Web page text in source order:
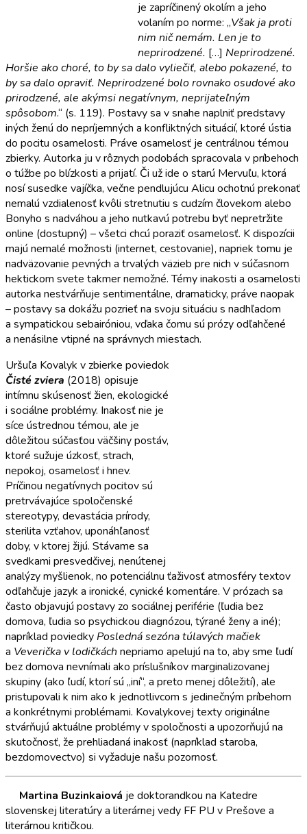
je zapríčinený okolím a jeho
volaním po norme: „Však ja proti
nim nič nemám. Len je to
neprirodzené. […] Neprirodzené.
Horšie ako choré, to by sa dalo vyliečiť, alebo pokazené, to
by sa dalo opraviť. Neprirodzené bolo rovnako osudové ako
prirodzené, ale akýmsi negatívnym, neprijateľným
spôsobom.“ (s. 119). Postavy sa v snahe naplniť predstavy
iných ženú do nepríjemných a konfliktných situácií, ktoré ústia
do pocitu osamelosti. Práve osamelosť je centrálnou témou
zbierky. Autorka ju v rôznych podobách spracovala v príbehoch
o túžbe po blízkosti a prijatí. Či už ide o starú Mervuľu, ktorá
nosí susedke vajíčka, večne pendlujúcu Alicu ochotnú prekonať
nemalú vzdialenosť kvôli stretnutiu s cudzím človekom alebo
Bonyho s nadváhou a jeho nutkavú potrebu byť nepretržite
online (dostupný) – všetci chcú poraziť osamelosť. K dispozícii
majú nemalé možnosti (internet, cestovanie), napriek tomu je
nadväzovanie pevných a trvalých väzieb pre nich v súčasnom
hektickom svete takmer nemožné. Témy inakosti a osamelosti
autorka nestvárňuje sentimentálne, dramaticky, práve naopak
– postavy sa dokážu pozrieť na svoju situáciu s nadhľadom
a sympatickou sebairóniou, vďaka čomu sú prózy odľahčené
a nenásilne vtipné na správnych miestach.
Uršuľa Kovalyk v zbierke poviedok
Čisté zviera (2018) opisuje
intímnu skúsenosť žien, ekologické
i sociálne problémy. Inakosť nie je
síce ústrednou témou, ale je
dôležitou súčasťou väčšiny postáv,
ktoré sužuje úzkosť, strach,
nepokoj, osamelosť i hnev.
Príčinou negatívnych pocitov sú
pretrvávajúce spoločenské
stereotypy, devastácia prírody,
sterilita vzťahov, uponáhľanosť
doby, v ktorej žijú. Stávame sa
svedkami presvedčivej, nenútenej
analýzy myšlienok, no potenciálnu ťaživosť atmosféry textov
odľahčuje jazyk a ironické, cynické komentáre. V prózach sa
často objavujú postavy zo sociálnej periférie (ľudia bez
domova, ľudia so psychickou diagnózou, týrané ženy a iné);
napríklad poviedky Posledná sezóna túlavých mačiek
a Veverička v lodičkách nepriamo apelujú na to, aby sme ľudí
bez domova nevnímali ako príslušníkov marginalizovanej
skupiny (ako ľudí, ktorí sú „iní“, a preto menej dôležití), ale
pristupovali k nim ako k jednotlivcom s jedinečným príbehom
a konkrétnymi problémami. Kovalykovej texty originálne
stvárňujú aktuálne problémy v spoločnosti a upozorňujú na
skutočnosť, že prehliadaná inakosť (napríklad staroba,
bezdomovectvo) si vyžaduje našu pozornosť.
Martina Buzinkaiová je doktorandkou na Katedre
slovenskej literatúry a literárnej vedy FF PU v Prešove a
literárnou kritičkou.